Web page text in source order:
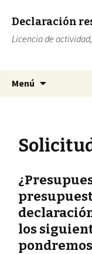
Declaración
Licencia de
Menú
los